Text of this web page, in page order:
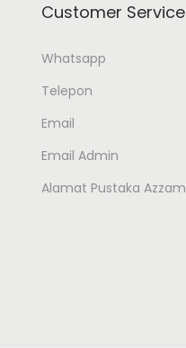
Customer Service
Whatsapp
Telepon
Email
Email Admin
Alamat Pustaka Azzam